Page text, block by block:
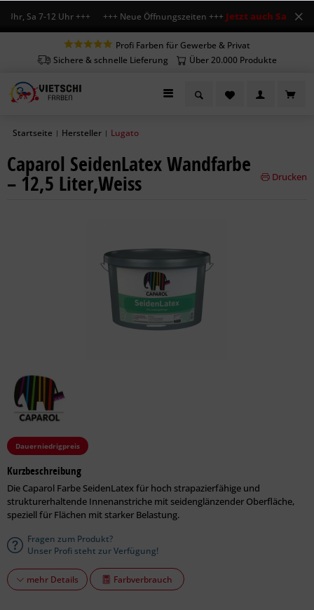
Sa 7-12 Uhr +++ +++ Neue Öffnungszeiten +++Jetzt auch Sa
Profi Farben für Gewerbe & Privat
Sichere & schnelle Lieferung
Über 20.000 Produkte
Startseite | Hersteller | Lugato
Caparol SeidenLatex Wandfarbe
– 12,5 Liter,Weiss Drucken
Dauerniedrigpreis
Kurzbeschreibung
Die Caparol Farbe SeidenLatex für hoch strapazierfähige und
strukturerhaltende Innenanstriche mit seidenglänzender Oberfläche,
speziell für Flächen mit starker Belastung.
Fragen zum Produkt?
Unser Profi steht zur Verfügung!
mehr Details Farbverbrauch